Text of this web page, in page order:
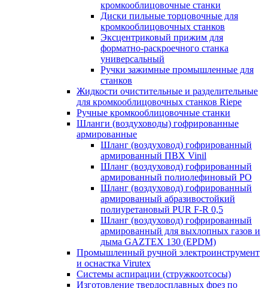
кромкооблицовочные станки
Диски пильные торцовочные для
кромкооблицовочных станков
Эксцентриковый прижим для
форматно-раскроечного станка
универсальный
Ручки зажимные промышленные для
станков
Жидкости очистительные и разделительные
для кромкооблицовочных станков Riepe
Ручные кромкооблицовочные станки
Шланги (воздуховоды) гофрированные
армированные
Шланг (воздуховод) гофрированный
армированный ПВХ Vinil
Шланг (воздуховод) гофрированный
армированный полиолефиновый PO
Шланг (воздуховод) гофрированный
армированный абразивостойкий
полиуретановый PUR F-R 0,5
Шланг (воздуховод) гофрированный
армированный для выхлопных газов и
дыма GAZTEX 130 (EPDM)
Промышленный ручной электроинструмент
и оснастка Virutex
Системы аспирации (стружкоотсосы)
Изготовление твердосплавных фрез по